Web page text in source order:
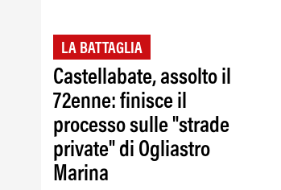
LA BATTAGLIA
Castellabate, assolto il
72enne: finisce il
processo sulle "strade
private" di Ogliastro
Marina